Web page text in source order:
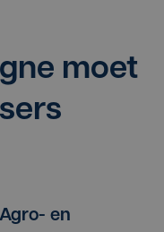
moet
en